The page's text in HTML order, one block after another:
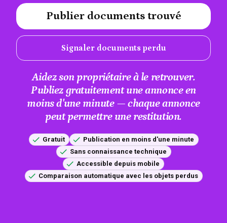
Publier documents trouvé
Signaler documents perdu
#A12AEB
Aidez son propriétaire à le retrouver.
Publiez gratuitement une annonce en
moins d'une minute — chaque annonce
peut permettre une restitution.
Gratuit
Publication en moins d'une minute
Sans connaissance technique
Accessible depuis mobile
Comparaison automatique avec les objets perdus